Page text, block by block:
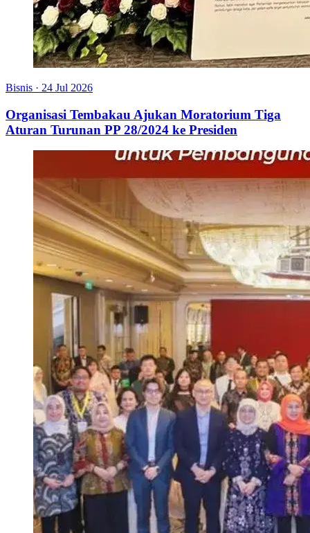
Bisnis · 24 Jul 2026
Organisasi Tembakau Ajukan Moratorium Tiga
Aturan Turunan PP 28/2024 ke Presiden